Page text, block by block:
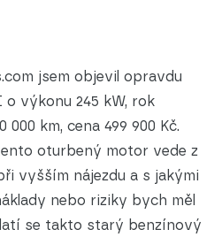
jsem objevil opravdu
o výkonu 245 kW, rok
000 km, cena 499 900 Kč.
oturbený motor vede z
vyšším nájezdu a s jakými
nebo riziky bych měl
se takto starý benzínový